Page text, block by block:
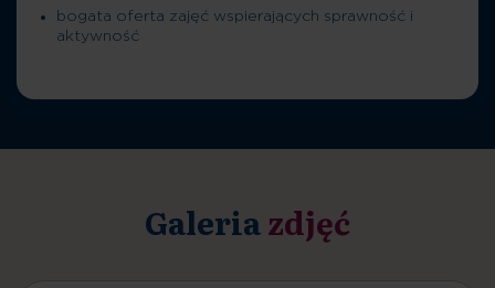
bogata oferta zajęć wspierających sprawność i
aktywność
Galeriazdjęć